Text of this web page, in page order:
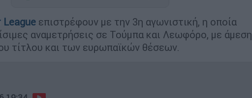
League επιστρέφουν με την 3η αγωνιστική, η οποία
αναμετρήσεις σε Τούμπα και Λεωφόρο, με άμεση
τίτλου και των ευρωπαϊκών θέσεων.